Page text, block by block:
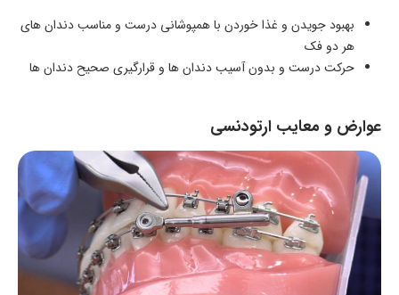
بهبود جویدن و غذا خوردن با همپوشانی درست و مناسب دندان های
هر دو فک
حرکت درست و بدون آسیب دندان ها و قرارگیری صحیح دندان ها
عوارض و معایب ارتودنسی